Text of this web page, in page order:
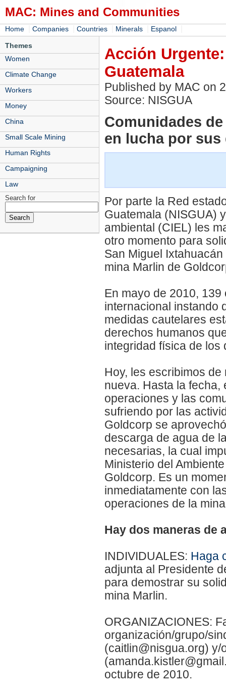
MAC: Mines and Communities
Home Companies Countries Minerals Espanol
Themes
Women
Climate Change
Workers
Money
China
Small Scale Mining
Human Rights
Campaigning
Law
Search for
Acción
Guatemala
Published by MAC on
Source: NISGUA
Comunidades
en lucha por sus
Por parte la Red
Guatemala (NISGUA)
ambiental (CIEL) les
otro momento para
San Miguel
mina Marlin de
En mayo de 2010,
internacional instando
medidas cautelares
derechos humanos
integridad física de los
Hoy, les escribimos
nueva. Hasta la fecha,
operaciones y las
sufriendo por las
Goldcorp se
descarga de agua de
necesarias, la cual
Ministerio del
Goldcorp. Es un
inmediatamente con
operaciones de la
Hay dos maneras de
INDIVIDUALES: Haga
adjunta al Presidente
para demostrar su
mina Marlin.
ORGANIZACIONES:
organización/grupo/
(caitlin@nisgua.org) y/
octubre de 2010.